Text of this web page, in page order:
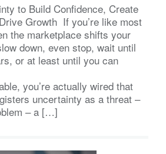
to Build Confidence, Create
Growth If you’re like most
the marketplace shifts your
down, even stop, wait until
or at least until you can
you’re actually wired that
uncertainty as a threat –
– a […]